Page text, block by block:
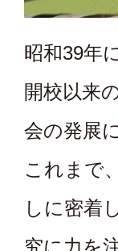
昭和39年
開校以来
会の発展
これまで
しに密着
究に力を